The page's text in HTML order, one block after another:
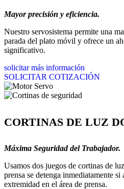
Mayor precisión y eficiencia.
Nuestro servosistema permite una
parada del plato móvil y ofrece un
significativo.
solicitar más información
SOLICITAR COTIZACIÓN
CORTINAS DE LUZ
Máxima Seguridad del Trabajador.
Usamos dos juegos de cortinas de
prensa se detenga inmediatamente
extremidad en el área de prensa.